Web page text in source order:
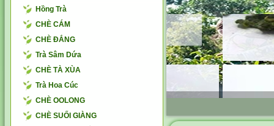
Hồng Trà
CHÈ CÁM
CHÈ ĐẮNG
Trà Sâm Dứa
CHÈ TÀ XÙA
Trà Hoa Cúc
CHÈ OOLONG
CHÈ SUỐI GIÀNG